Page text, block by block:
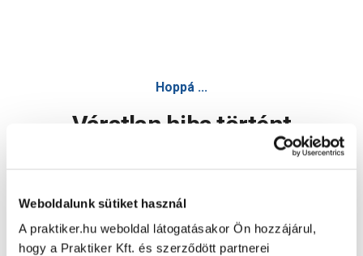
Weboldalunk sütiket használ
A praktiker.hu weboldal látogatásakor Ön hozzájárul,
hogy a Praktiker Kft. és szerződött partnerei
Hoppá ...
Váratlan hiba történt
Oldal újratöltése